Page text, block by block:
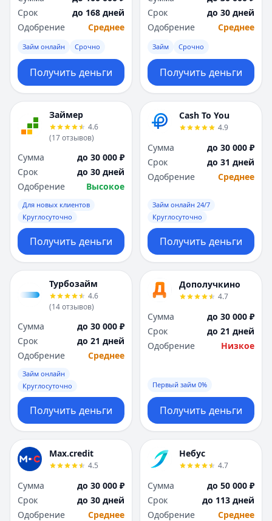
Севастополь
Сочи
Сургут
Т
Тверь
Тольятти
Томск
Тула
Тюмень
Ульяновск
Уфа
Хабаровск
Ч
Челябинск
Чита
Я
Ярославль
Севастополь
Сочи
Сургут
Т
Тверь
Тольятти
Томск
Тула
Тюмень
Ульяновск
Уфа
Хабаровск
Ч
Челябинск
Чита
Я
Ярославль
Срок
до 168 дней
Одобрение
Среднее
Займ онлайн Срочно
Получить деньги
Срок
до 30 дней
Одобрение
Среднее
Займ Срочно
Получить деньги
Займер
4.6
(17отзывов)
Сумма
до 30 000 ₽
Срок
до 30 дней
Одобрение
Высокое
Для новых клиентов
Круглосуточно
Получить деньги
Cash To You
4.9
Сумма
до 30 000 ₽
Срок
до 31 дней
Одобрение
Среднее
Займ онлайн 24/7
Круглосуточно
Получить деньги
Турбозайм
4.6
(14отзывов)
Сумма
до 30 000 ₽
Срок
до 21 дней
Одобрение
Среднее
Займ онлайн
Круглосуточно
Получить деньги
Дополучкино
4.7
Сумма
до 30 000 ₽
Срок
до 21 дней
Одобрение
Низкое
Первый займ 0%
Получить деньги
Max.credit
4.5
Сумма
до 30 000 ₽
Срок
до 30 дней
Одобрение
Среднее
Небус
4.7
Сумма
до 50 000 ₽
Срок
до 113 дней
Одобрение
Среднее